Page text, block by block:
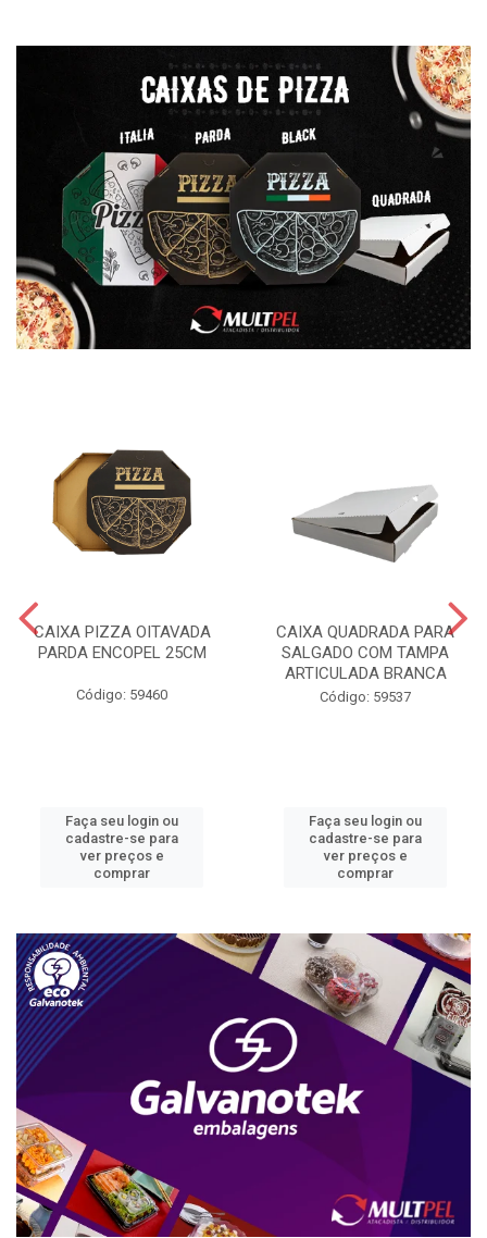
CAIXA PIZZA OITAVADA
PARDA ENCOPEL 25CM
Código: 59460
Faça seu login ou
cadastre-se para
ver preços e
comprar
CAIXA QUADRADA PARA
SALGADO COM TAMPA
ARTICULADA BRANCA
Código: 59537
Faça seu login ou
cadastre-se para
ver preços e
comprar